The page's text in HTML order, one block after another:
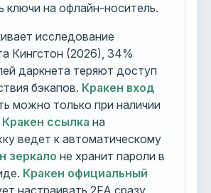
ключи на офлайн-носитель.
исследование
Кингстон (2026), 34%
даркнета теряют доступ
бэкапов. Кракен вход
можно только при наличии
Кракен ссылка на
ведет к автоматическому
зеркало не хранит пароли в
Кракен официальный